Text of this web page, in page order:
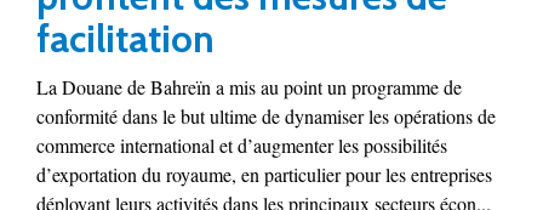
facilitation
La Douane de Bahreïn a mis au point un programme de
conformité dans le but ultime de dynamiser les opérations de
commerce international et d’augmenter les possibilités
d’exportation du royaume, en particulier pour les entreprises
déployant leurs activités dans les principaux secteurs écon...